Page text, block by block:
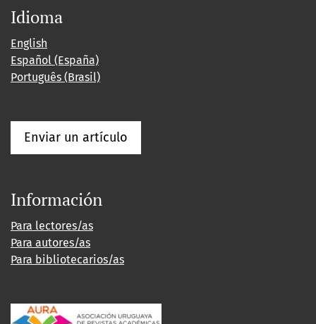
Idioma
English
Español (España)
Português (Brasil)
Enviar un artículo
Información
Para lectores/as
Para autores/as
Para bibliotecarios/as